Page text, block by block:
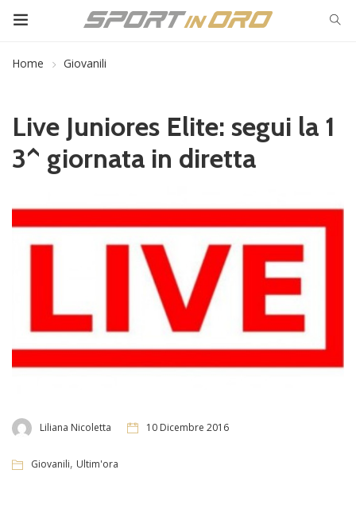
Home Giovanili
Live Juniores Elite: segui la 1
3^ giornata in diretta
Liliana Nicoletta 10 Dicembre 2016
Giovanili, Ultim'ora